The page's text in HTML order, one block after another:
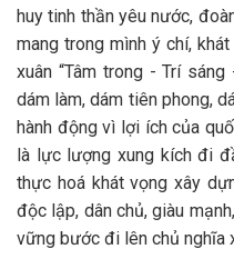
huy tinh thần yêu nước,
mang trong mình ý chí,
xuân “Tâm trong - Trí sáng
dám làm, dám tiên phong,
hành động vì lợi ích của
là lực lượng xung kích đi
thực hoá khát vọng xây
độc lập, dân chủ, giàu
vững bước đi lên chủ nghĩa